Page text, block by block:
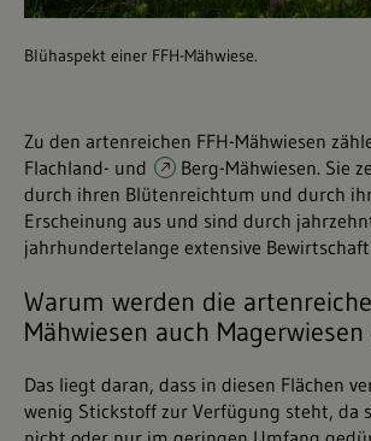
Blühaspekt einer FFH-Mähwiese.
Zu den artenreichen FFH-Mähwiesen
Flachland- und Berg-Mähwiesen. Sie
durch ihren Blütenreichtum und durch
Erscheinung aus und sind durch
jahrhundertelange extensive
Warum werden die
Mähwiesen auch
Das liegt daran, dass in diesen Flächen
wenig Stickstoff zur Verfügung steht, da